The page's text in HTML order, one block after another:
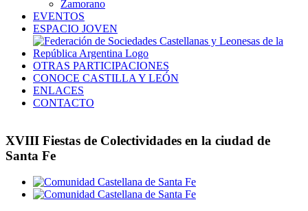
Zamorano
EVENTOS
ESPACIO JOVEN
OTRAS PARTICIPACIONES
CONOCE CASTILLA Y LEÓN
ENLACES
CONTACTO
XVIII Fiestas de Colectividades en la ciudad de
Santa Fe
Ver
imagen